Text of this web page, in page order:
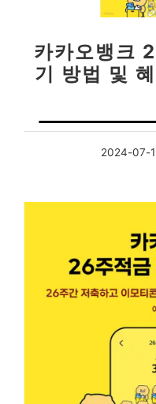
카카오뱅크
기 방법 및
2024-07-